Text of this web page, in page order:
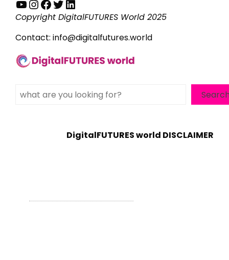
YouTube
Instagram
Facebook
Twitter
LinkedIn
Copyright DigitalFUTURES World 2025
Contact: info@digitalfutures.world
Search
DigitalFUTURES world DISCLAIMER